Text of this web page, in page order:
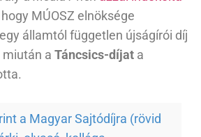
MÚOSZ elnöksége
államtól független újságírói díj
a Táncsics-díjat a
a Magyar Sajtódíjra (rövid